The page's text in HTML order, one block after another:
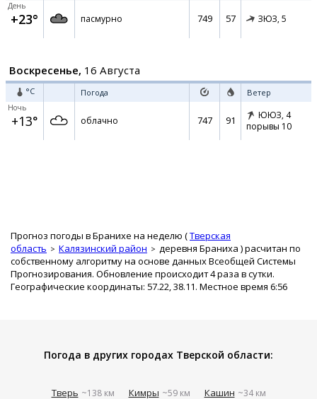
День
+23° пасмурно 749 57 ЗЮЗ, 5
Воскресенье, 16 Августа
°C Погода Ветер
Ночь
+13° облачно 747 91 ЮЮЗ, 4
порывы 10
Прогноз погоды в Бранихе на неделю (Тверская
область
Калязинский район деревня Браниха ) расчитан по
собственному алгоритму на основе данных Всеобщей Системы
Прогнозирования. Обновление происходит 4 раза в сутки.
Географические координаты: 57.22, 38.11. Местное время 6:56
Погода в других городах Тверской области:
Тверь ~138 км Кимры ~59 км Кашин ~34 км